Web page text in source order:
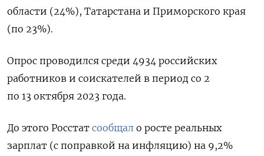
области (24%), Татарстана и Приморского края
(по 23%).
Опрос проводился среди 4934 российских
работников и соискателей в период со 2
по 13 октября 2023 года.
До этого Росстат сообщал о росте реальных
зарплат (с поправкой на инфляцию) на 9,2%